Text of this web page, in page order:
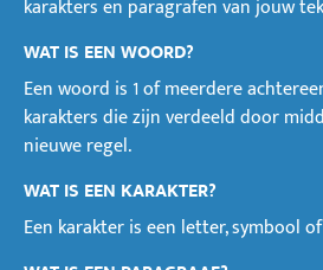
karakters en paragrafen van jouw
WAT IS EEN WOORD?
Een woord is 1 of meerdere
karakters die zijn verdeeld door
nieuwe regel.
WAT IS EEN KARAKTER?
Een karakter is een letter, symbool